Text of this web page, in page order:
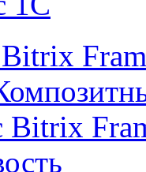
Bitrix
Bitrix